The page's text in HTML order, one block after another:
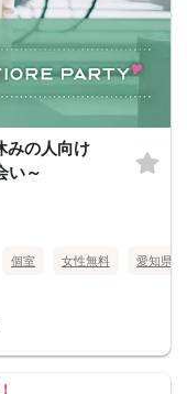
みの人向け
い～
個室 女性無料 愛知県